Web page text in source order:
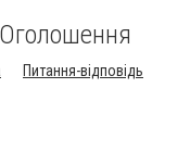
Оголошення
Питання-відповідь